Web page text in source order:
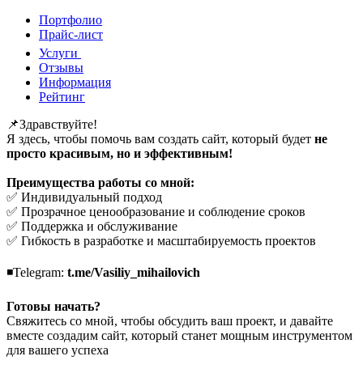
Портфолио
Прайс-лист
Услуги
Отзывы
Информация
Рейтинг
📌Здравствуйте!
Я здесь, чтобы помочь вам создать сайт, который будет не
просто красивым, но и эффективным!
Преимущества работы со мной:
✅ Индивидуальный подход
✅ Прозрачное ценообразование и соблюдение сроков
✅ Поддержка и обслуживание
✅ Гибкость в разработке и масштабируемость проектов
◾Telegram: t.me/Vasiliy_mihailovich
Готовы начать?
Свяжитесь со мной, чтобы обсудить ваш проект, и давайте
вместе создадим сайт, который станет мощным инструментом
для вашего успеха